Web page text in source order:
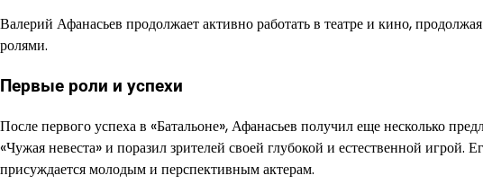
Валерий Афанасьев продолжает активно работать в театре и кино,
ролями.
Первые роли и успехи
После первого успеха в «Батальоне», Афанасьев получил еще несколько
«Чужая невеста» и поразил зрителей своей глубокой и естественной игрой.
присуждается молодым и перспективным актерам.